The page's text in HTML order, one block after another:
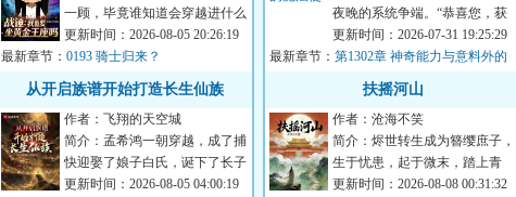
一顾，毕竟谁知道会穿越进什么
粪坑？如果让他穿越，至少要给
他无尽的寿命、...
更新时间：2026-08-05 20:26:19
最新章节： 0193 骑士归来？
从开启族谱开始打造长生仙族
作者：飞翔的天空城
简介：孟希鸿一朝穿越，成了捕
快迎娶了娘子白氏，诞下了长子
孟言卿，开启了家族族谱，每逢
更新时间：2026-08-05 04:00:19
夜晚的系统争端。“恭喜您，获
得SSS级能力。”系统的声音异
常美妙只是方然....
更新时间：2026-07-31 19:25:29
最新章节： 第1302章 神奇能力与意料外的
扶摇河山
作者：沧海不笑
简介：烬世转生成为簪缨庶子，
生于忧患，起于微末，踏上青
云。混乱的时空，历史走进迷离
更新时间：2026-08-08 00:31:32